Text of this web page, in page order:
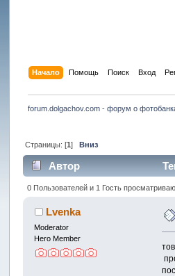
Начало Помощь Поиск Вход
forum.dolgachov.com - форум о
Страницы: [1] Вниз
Автор
0 Пользователей и 1 Гость
Lvenka
Moderator
Hero Member